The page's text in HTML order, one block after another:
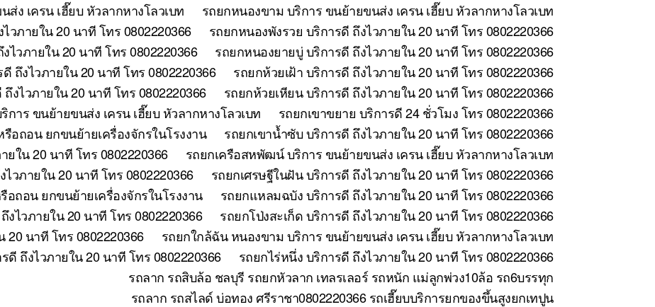
ง เครน เฮี๊ยบ หัวลากหางโลวเบท
รถยกหนองขาม บริการ ขนย้ายขนส่ง เครน เฮี๊ยบ หัวลากหางโลวเบท
วภายใน 20 นาที โทร 0802220366
รถยกหนองพังรวย บริการดี ถึงไวภายใน 20 นาที โทร 0802220366
ไวภายใน 20 นาที โทร 0802220366
รถยกหนองยายบู่ บริการดี ถึงไวภายใน 20 นาที โทร 0802220366
ถึงไวภายใน 20 นาที โทร 0802220366
รถยกห้วยเฝ้า บริการดี ถึงไวภายใน 20 นาที โทร 0802220366
งไวภายใน 20 นาที โทร 0802220366
รถยกห้วยเหียน บริการดี ถึงไวภายใน 20 นาที โทร 0802220366
าร ขนย้ายขนส่ง เครน เฮี๊ยบ หัวลากหางโลวเบท
รถยกเขาขยาย บริการดี 24 ชั่วโมง โทร 0802220366
อถอน ยกขนย้ายเครื่องจักรในโรงงาน
รถยกเขาน้ำซับ บริการดี ถึงไวภายใน 20 นาที โทร 0802220366
ยใน 20 นาที โทร 0802220366
รถยกเครือสหพัฒน์ บริการ ขนย้ายขนส่ง เครน เฮี๊ยบ หัวลากหางโลวเบท
วภายใน 20 นาที โทร 0802220366
รถยกเศรษฐีในฝัน บริการดี ถึงไวภายใน 20 นาที โทร 0802220366
อถอน ยกขนย้ายเครื่องจักรในโรงงาน
รถยกแหลมฉบัง บริการดี ถึงไวภายใน 20 นาที โทร 0802220366
ไวภายใน 20 นาที โทร 0802220366
รถยกโป่งสะเก็ด บริการดี ถึงไวภายใน 20 นาที โทร 0802220366
20 นาที โทร 0802220366
รถยกใกล้ฉัน หนองขาม บริการ ขนย้ายขนส่ง เครน เฮี๊ยบ หัวลากหางโลวเบท
ดี ถึงไวภายใน 20 นาที โทร 0802220366
รถยกไร่หนึ่ง บริการดี ถึงไวภายใน 20 นาที โทร 0802220366
รถลาก รถสิบล้อ ชลบุรี รถยกหัวลาก เทลรเลอร์ รถหนัก แม่ลูกพ่วง10ล้อ รถ6บรรทุก
รถลาก รถสไลด์ บ่อทอง ศรีราชา0802220366 รถเฮี๊ยบบริการยกของขึ้นสูงยกเทปูน